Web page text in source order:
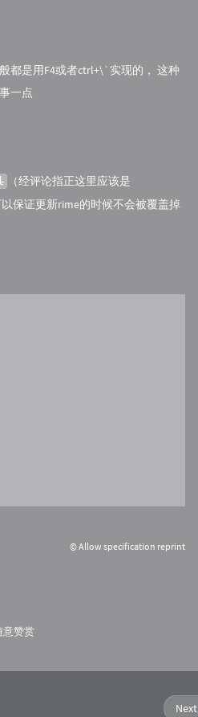
都是用F4或者ctrl+\`实现的， 这种
一点
（经评论指正这里应该是
保证更新rime的时候不会被覆盖掉
© Allow specification reprint
意赞赏
Next